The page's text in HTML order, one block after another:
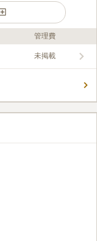
管理費
未掲載